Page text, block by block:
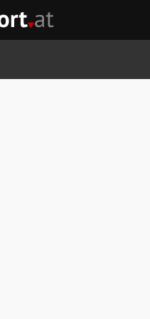
GEDENKORT - דף הבית